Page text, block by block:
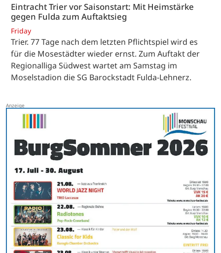
Eintracht Trier vor Saisonstart: Mit Heimstärke
gegen Fulda zum Auftaktsieg
Friday
Trier. 77 Tage nach dem letzten Pflichtspiel wird es
für die Mosestädter wieder ernst. Zum Auftakt der
Regionalliga Südwest wartet am Samstag im
Moselstadion die SG Barockstadt Fulda-Lehnerz.